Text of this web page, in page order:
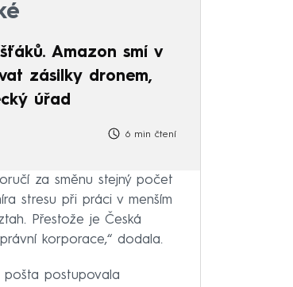
Amazon smí v
zásilky dronem,
úřad
6 min čtení
za směnu stejný počet
stresu při práci v menším
Přestože je Česká
korporace,“ dodala.
pošta postupovala